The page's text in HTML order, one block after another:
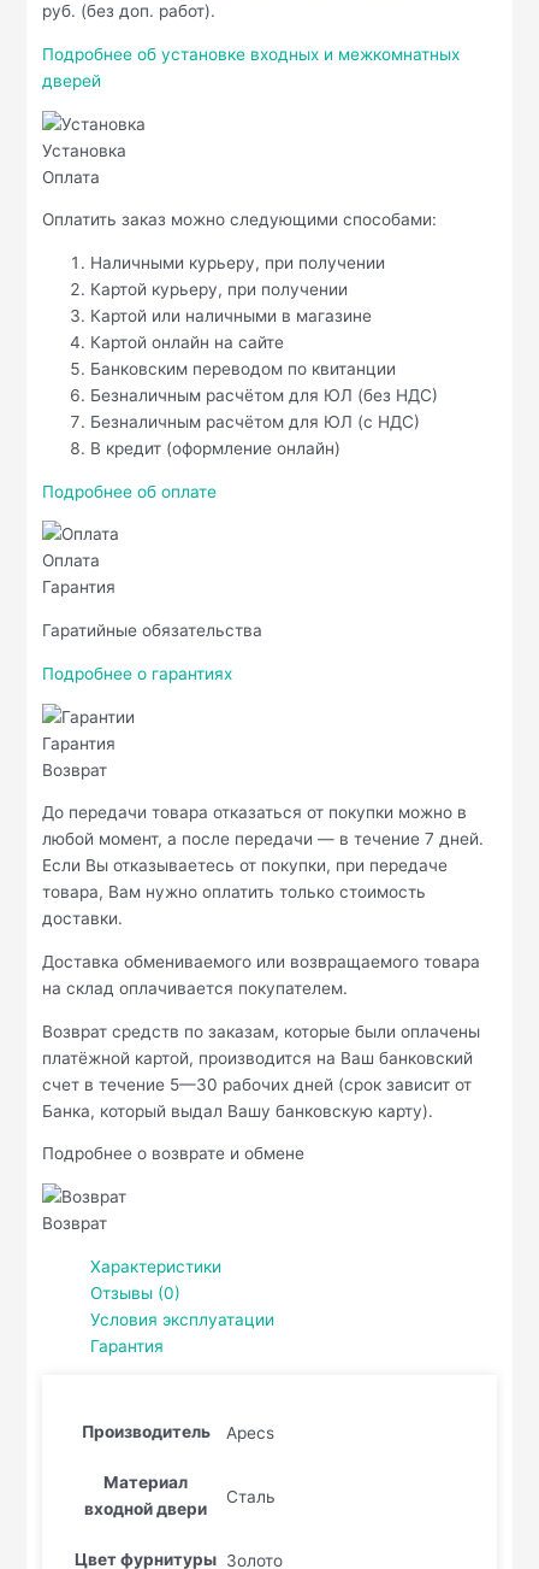
руб. (без доп. работ).
Подробнее об установке входных и межкомнатных
дверей
Установка
Оплата
Оплатить заказ можно следующими способами:
Наличными курьеру, при получении
Картой курьеру, при получении
Картой или наличными в магазине
Картой онлайн на сайте
Банковским переводом по квитанции
Безналичным расчётом для ЮЛ (без НДС)
Безналичным расчётом для ЮЛ (с НДС)
В кредит (оформление онлайн)
Подробнее об оплате
Оплата
Гарантия
Гаратийные обязательства
Подробнее о гарантиях
Гарантия
Возврат
До передачи товара отказаться от покупки можно в
любой момент, а после передачи — в течение 7 дней.
Если Вы отказываетесь от покупки, при передаче
товара, Вам нужно оплатить только стоимость
доставки.
Доставка обмениваемого или возвращаемого товара
на склад оплачивается покупателем.
Возврат средств по заказам, которые были оплачены
платёжной картой, производится на Ваш банковский
счет в течение 5—30 рабочих дней (срок зависит от
Банка, который выдал Вашу банковскую карту).
Подробнее о возврате и обмене
Возврат
Характеристики
Отзывы (0)
Условия эксплуатации
Гарантия
Производитель Apecs
Материал
входной двери
Сталь
Цвет фурнитуры Золото